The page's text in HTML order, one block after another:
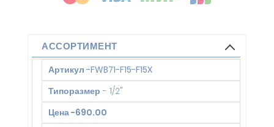
АССОРТИМЕНТ
Артикул -FWB71-F15-F15X
Типоразмер - 1/2"
Цена-690.00